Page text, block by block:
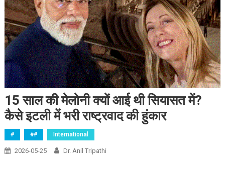
15 साल की मेलोनी क्यों आई थी सियासत में?
कैसे इटली में भरी राष्ट्रवाद की हुंकार
# ## International
2026-05-25 Dr. Anil Tripathi